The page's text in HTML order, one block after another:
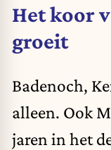
Het koor
groeit
Badenoch,
alleen. Ook
jaren in het